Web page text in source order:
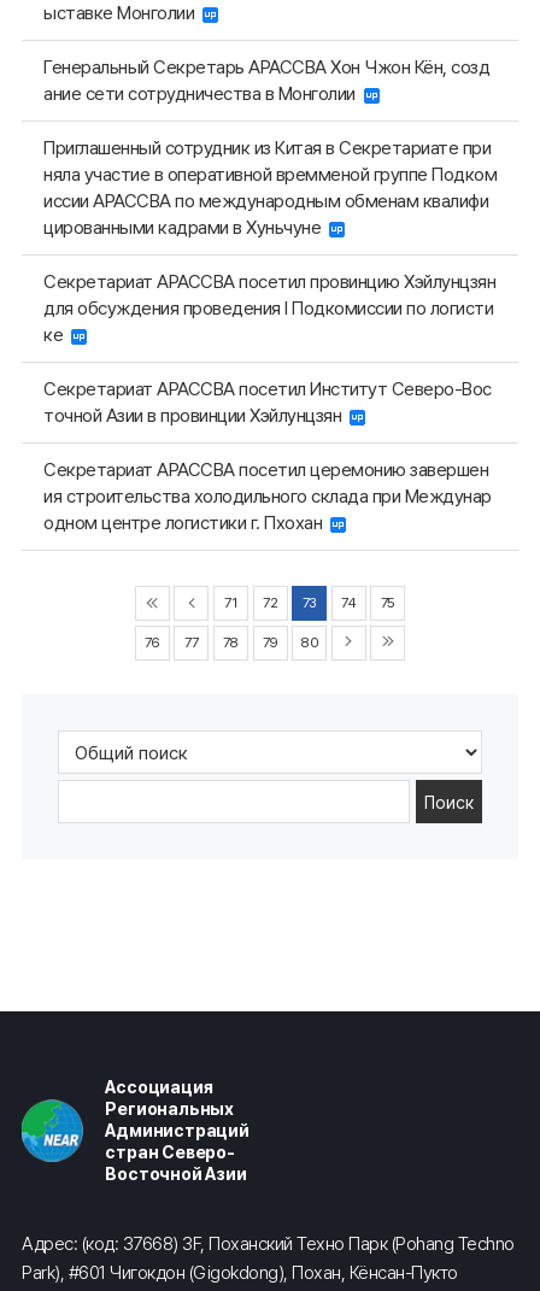
ыставке Монголии
Генеральный Секретарь АРАССВА Хон Чжон Кён, созд
ание сети сотрудничества в Монголии
Приглашенный сотрудник из Китая в Секретариате при
няла участие в оперативной времменой группе Подком
иссии АРАССВА по международным обменам квалифи
цированными кадрами в Хуньчуне
Секретариат АРАССВА посетил провинцию Хэйлунцзян
для обсуждения проведения I Подкомиссии по логисти
ке
Секретариат АРАССВА посетил Институт Северо-Вос
точной Азии в провинции Хэйлунцзян
Секретариат АРАССВА посетил церемонию завершен
ия строительства холодильного склада при Междунар
одном центре логистики г. Пхохан
71 72 73 74 75
76 77 78 79 80
Поиск
Ассоциация
Региональных
Администраций
стран Северо-
Восточной Азии
Адрес: (код: 37668) 3F, Поханский Техно Парк (Pohang Techno
Park), #601 Чигокдон (Gigokdong), Похан, Кёнсан-Пукто